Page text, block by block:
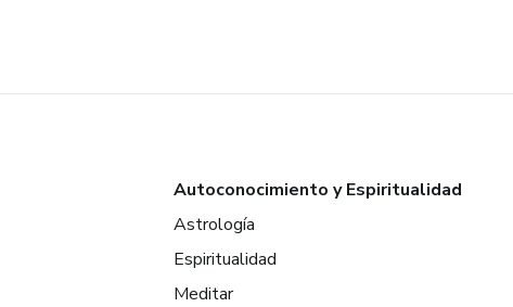
Autoconocimiento y Espiritualidad
Astrología
Espiritualidad
Meditar